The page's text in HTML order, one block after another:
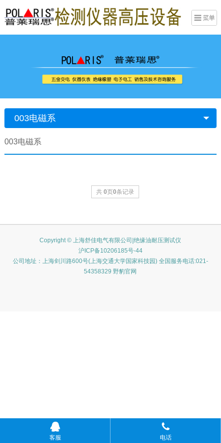
003电磁系
003电磁系
共0页0条记录
Copyright © 上海舒佳电气有限公司|绝缘油耐压测试仪
沪ICP备10206185号-44
公司地址：上海剑川路600号(上海交通大学国家科技园) 全国服务电话:021-
54358329 野豹官网
客服 电话